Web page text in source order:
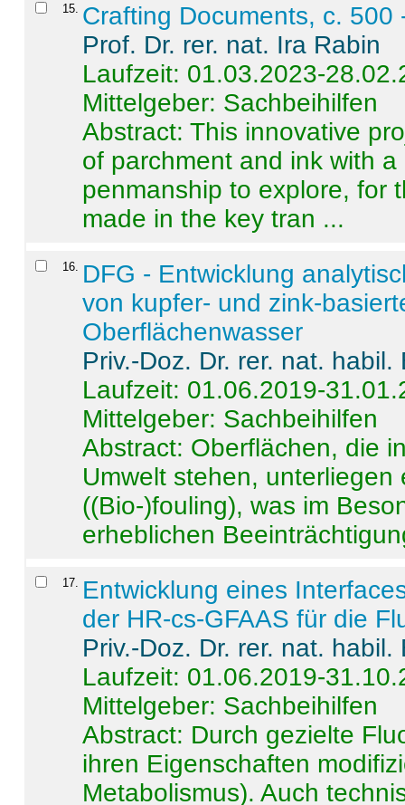
15 Crafting Documents, c. 500
Prof. Dr. rer. nat. Ira Rabin
Laufzeit: 01.03.2023-
Mittelgeber: Sachbeihilfen
Abstract:This innovative
of parchment and ink with
penmanship to explore, for
made in the key tran ...
16
DFG - Entwicklung
von kupfer- und zink-
Oberflächenwasser
Priv.-Doz. Dr. rer. nat.
Laufzeit: 01.06.2019-
Mittelgeber: Sachbeihilfen
Abstract: Oberflächen, die
Umwelt stehen,
((Bio-)fouling), was im
erheblichen
17
Entwicklung eines
der HR-cs-GFAAS für die
Priv.-Doz. Dr. rer. nat.
Laufzeit: 01.06.2019-
Mittelgeber: Sachbeihilfen
Abstract: Durch gezielte
ihren Eigenschaften
Metabolismus). Auch